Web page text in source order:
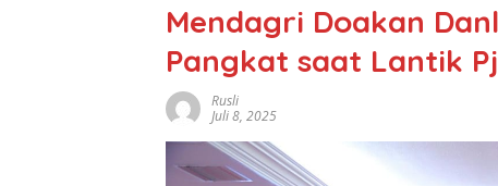
Mendagri Doakan
Pangkat saat Lantik
Rusli
Juli 8, 2025